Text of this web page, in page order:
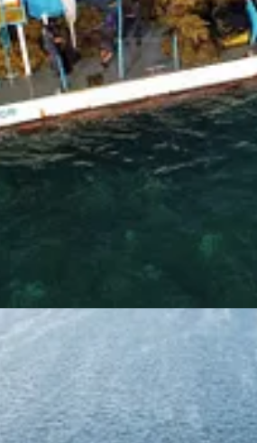
recolección